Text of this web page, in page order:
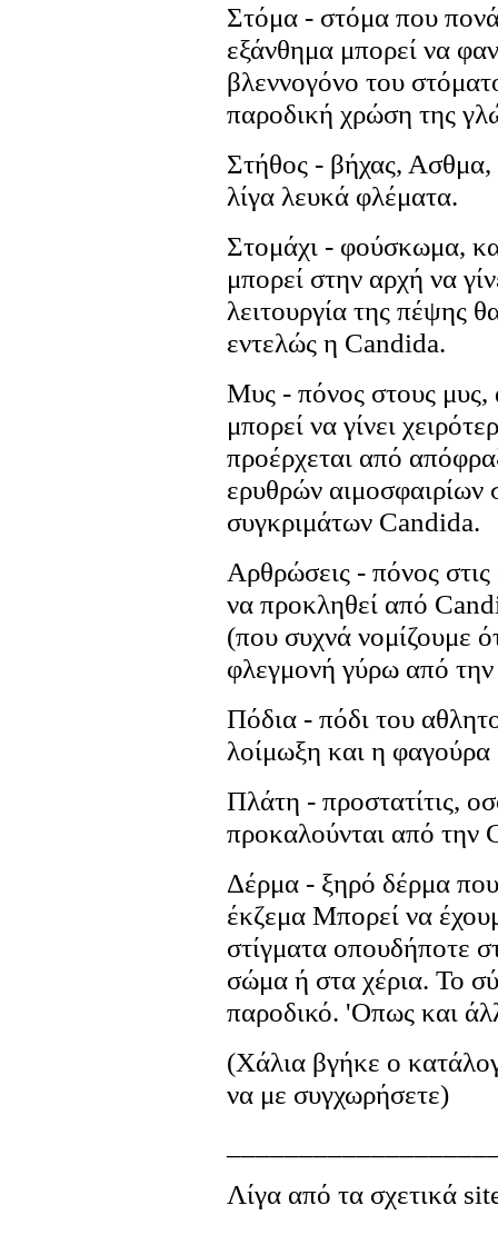
Στόμα - στόμα που
εξάνθημα μπορεί να
βλεννογόνο του
παροδική χρώση της
Στήθος - βήχας,
λίγα λευκά φλέματα.
Στομάχι - φούσκωμα,
μπορεί στην αρχή να
λειτουργία της πέψης
εντελώς η Candida.
Μυς - πόνος στους
μπορεί να γίνει
προέρχεται από
ερυθρών αιμοσφαιρίων
συγκριμάτων Candida.
Αρθρώσεις - πόνος
να προκληθεί από
(που συχνά νομίζουμε
φλεγμονή γύρω από
Πόδια - πόδι του
λοίμωξη και η φαγούρα
Πλάτη - προστατίτις,
προκαλούνται από την
Δέρμα - ξηρό δέρμα
έκζεμα Μπορεί να
στίγματα οπουδήποτε
σώμα ή στα χέρια. Το
παροδικό. 'Oπως και
(Χάλια βγήκε ο
να με συγχωρήσετε)
Λίγα από τα σχετικά